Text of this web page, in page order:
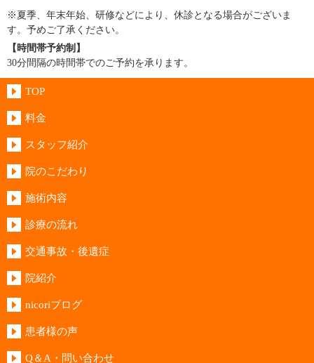
※夏季、年末年始、研修などにより、休診となる場合がございま
す。予めご了承ください。
【時間帯予約制】
30分間隔の時間帯でのご予約を承ります。
TOP
料金
スタッフ紹介
院のこだわり
施術内容
診療の流れ
交通事故・後遺症
院紹介
nicoriブログ
患者様の声
Q＆A・問い合わせ